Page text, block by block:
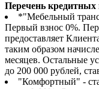
Перечень кредитных
*"Мебельный
Первый взнос 0%.
предоставляет
таким образом
месяцев. Остальные
до 200 000 рублей,
"Комфортный" -